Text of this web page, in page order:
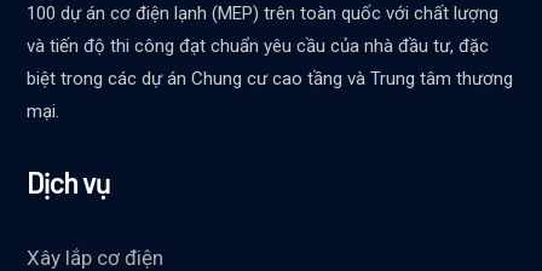
100 dự án cơ điện lạnh (MEP) trên toàn quốc với chất lượng
và tiến độ thi công đạt chuẩn yêu cầu của nhà đầu tư, đặc
biệt trong các dự án Chung cư cao tầng và Trung tâm thương
mại.
Dịch vụ
Xây lắp cơ điện